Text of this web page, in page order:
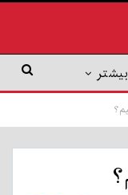
بیشتر